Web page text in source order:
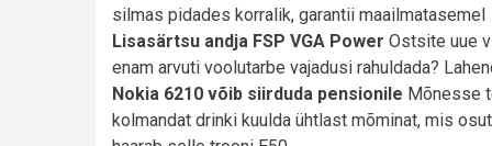
silmas pidades korralik, garantii maailmatasemel
Lisasärtsu andja FSP VGA Power Ostsite uue
enam arvuti voolutarbe vajadusi rahuldada?
Nokia 6210 võib siirduda pensionile Mõnesse
kolmandat drinki kuulda ühtlast mõminat, mis